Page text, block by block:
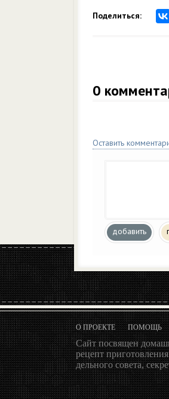
Поделиться:
0
Оставить
добавить
О ПРОЕКТЕПОМОЩЬ
Сайт посвящен
рецепт
дельного совета,